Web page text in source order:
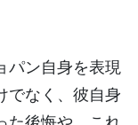
パン自身を表現
でなく、彼自身